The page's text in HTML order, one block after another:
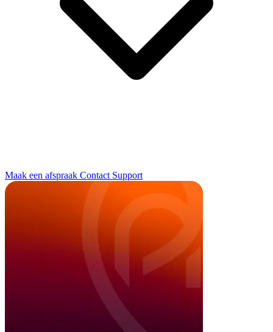
Maak een afspraak Contact Support